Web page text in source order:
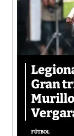
Gran
Murillo
FÚTBOL